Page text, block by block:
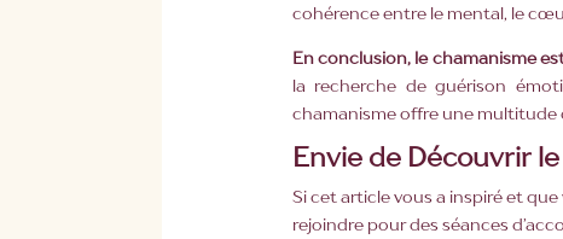
cohérence entre le mental, le
En conclusion, le chamanisme
la recherche de guérison
chamanisme offre une multitude
Envie de Découvrir
Si cet article vous a inspiré et
rejoindre pour des séances